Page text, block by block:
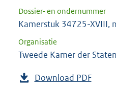
Dossier- en ondernummer
Kamerstuk 34725-XVIII,
Organisatie
Tweede Kamer der
Download PDF